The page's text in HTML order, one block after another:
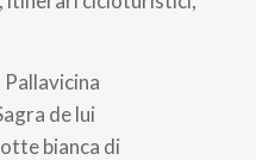
Pallavicina
de lui
bianca di